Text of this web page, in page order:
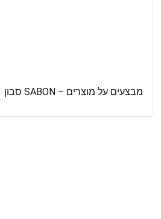
מבצעים על מוצרים – SABON סבון